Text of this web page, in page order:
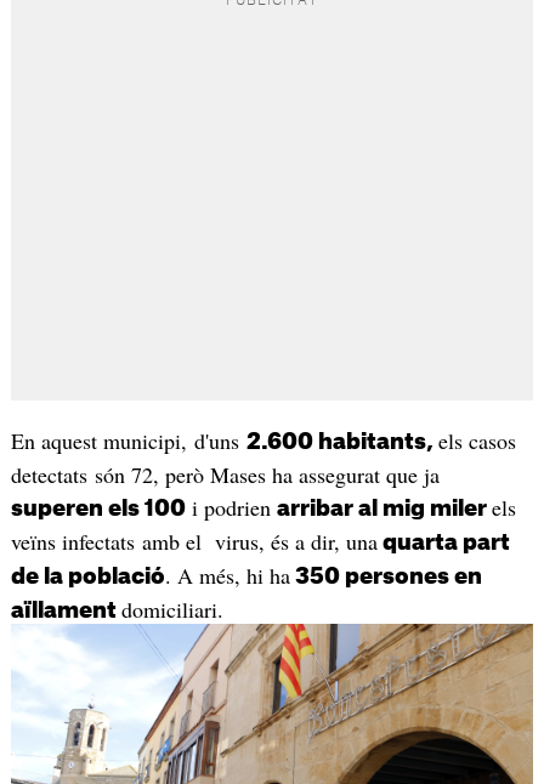
En aquest municipi, d'uns 2.600 habitants, els casos
detectats són 72, però Mases ha assegurat que ja
superen els 100i podrien arribar al mig miler els
veïns infectats amb el virus, és a dir, unaquarta part
de la població. A més, hi ha350 persones en
aïllament domiciliari.